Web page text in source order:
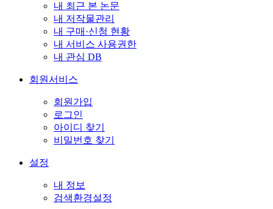
내 최근 본 논문
내 저작물관리
내 구매·신청 현황
내 서비스 사용권한
내 관심 DB
회원서비스
회원가입
로그인
아이디 찾기
비밀번호 찾기
설정
내 정보
검색환경설정